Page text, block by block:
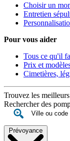
Choisir un
Entretien
Pour vous aider
Tous ce qu'il
Prix et
Cimetières,
Trouvez les
Rechercher des
Prévoyance